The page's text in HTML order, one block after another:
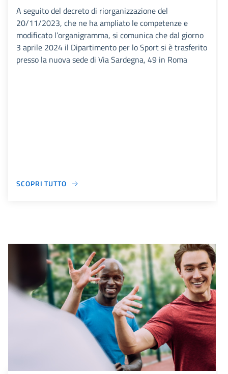
A seguito del decreto di riorganizzazione del
20/11/2023, che ne ha ampliato le competenze e
modificato l’organigramma, si comunica che dal giorno
3 aprile 2024 il Dipartimento per lo Sport si è trasferito
presso la nuova sede di Via Sardegna, 49 in Roma
SCOPRI TUTTO